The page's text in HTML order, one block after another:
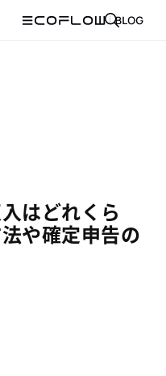
はどれくら
や確定申告の